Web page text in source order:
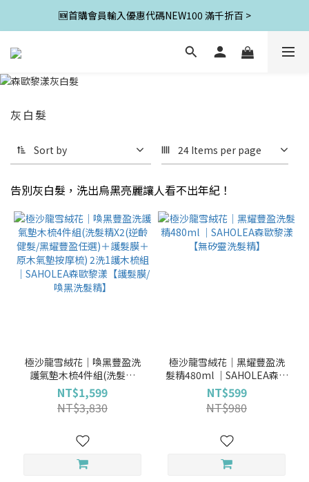
🆕首購會員輸入優惠代碼NEW100 滿千折百 >
灰白髮
Sort by 24 Items per page
告別灰白髮，洗出烏黑亮麗讓人看不出年紀！
極沙龍雪絨花│喚黑豐盈洗
護氣墊木梳4件組(洗髮精
X2(逆齡健髮/黑耀豐盈任選)
＋護髮膜＋原木氣墊按摩梳)
2洗1護木梳組│SAHOLEA森
精】
NT$1,599
NT$3,830
極沙龍雪絨花│黑耀豐盈洗
髮精480ml │SAHOLEA森歐
黎漾【無矽靈洗髮精】
NT$599
NT$980